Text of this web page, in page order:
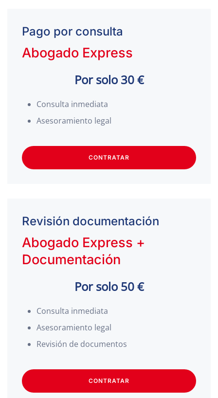
Pago por consulta
Abogado Express
Por solo 30 €
Consulta inmediata
Asesoramiento legal
CONTRATAR
Revisión documentación
Abogado Express +
Documentación
Por solo 50 €
Consulta inmediata
Asesoramiento legal
Revisión de documentos
CONTRATAR